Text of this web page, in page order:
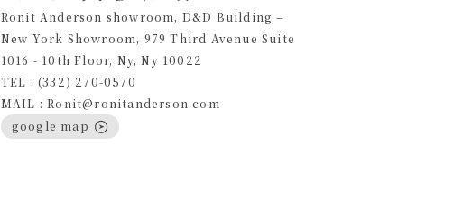
Ronit Anderson showroom, D&D Building –
New York Showroom, 979 Third Avenue Suite
1016 - 10th Floor, Ny, Ny 10022
TEL : (332) 270-0570
MAIL : Ronit@ronitanderson.com
google map